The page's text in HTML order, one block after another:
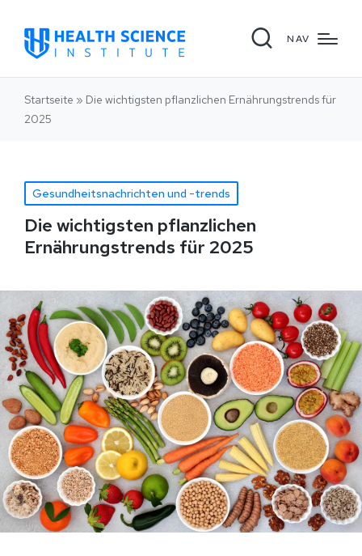
NAV
Startseite » Die wichtigsten pflanzlichen Ernährungstrends für
2025
Gesundheitsnachrichten und -trends
Die wichtigsten pflanzlichen
Ernährungstrends für 2025